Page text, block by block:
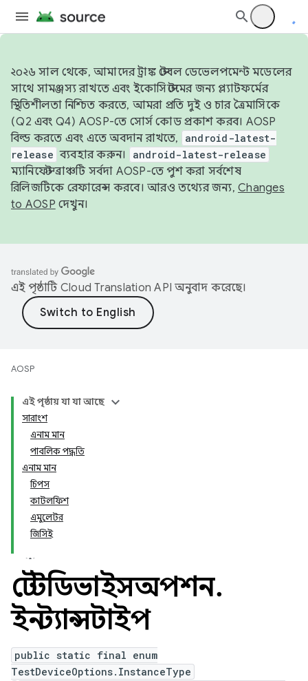
২০২৬ সাল থেকে, আমাদের ট্রাঙ্ক স্টেবল ডেভেলপমেন্ট মডেলের
সাথে সামঞ্জস্য রাখতে এবং ইকোসিস্টেমের জন্য প্ল্যাটফর্মের
স্থিতিশীলতা নিশ্চিত করতে, আমরা প্রতি দুই ও চার ত্রৈমাসিকে
(Q2 এবং Q4) AOSP-তে সোর্স কোড প্রকাশ করব। AOSP
বিল্ড করতে এবং এতে অবদান রাখতে,
android-latest-
release ব্যবহার করুন। android-latest-release
ম্যানিফেস্ট ব্রাঞ্চটি সর্বদা AOSP-তে পুশ করা সর্বশেষ
রিলিজটিকে রেফারেন্স করবে। আরও তথ্যের জন্য, Changes
to AOSP দেখুন।
এই পৃষ্ঠাটি Cloud Translation API অনুবাদ করেছে।
AOSP
এই পৃষ্ঠায় যা যা আছে
সারাংশ
এনাম মান
পাবলিক পদ্ধতি
এনাম মান
চিপস
কাটলফিশ
এমুলেটর
জিসিই
টেস্টডিভাইসঅপশন.
ইনস্ট্যান্সটাইপ
public static final enum
TestDeviceOptions.InstanceType